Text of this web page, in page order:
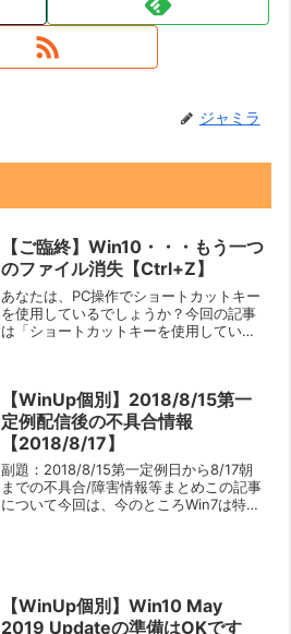
ジャミラ
【ご臨終】Win10・・・もう一つ
のファイル消失【Ctrl+Z】
あなたは、PC操作でショートカットキー
を使用しているでしょうか？今回の記事
は「ショートカットキーを使用している
【WinUp個別】2018/8/15第一
定例配信後の不具合情報
【2018/8/17】
副題：2018/8/15第一定例日から8/17朝
までの不具合/障害情報等まとめこの記事
について今回は、今のところWin7は特に
【WinUp個別】Win10 May
2019 Updateの準備はOKです